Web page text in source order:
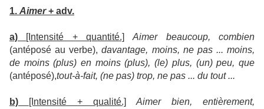
1. Aimer+ adv.
a) [Intensité + quantité.]
Aimer beaucoup, combien
(antéposé au verbe),davantage, moins, ne pas ... moins,
de moins (plus) en moins (plus), (le) plus, (un) peu, que
(antéposé),tout-à-fait, (ne pas) trop, ne pas ... du tout ...
b) [Intensité + qualité.]
Aimer bien, entièrement,